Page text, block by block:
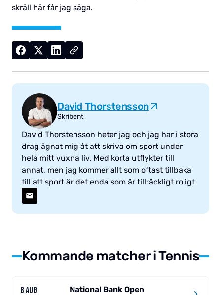
skräll här får jag säga.
David Thorstensson
Skribent
David Thorstensson heter jag och jag har i stora
drag ägnat mig åt att skriva om sport under
hela mitt vuxna liv. Med korta utflykter till
annat, men jag kommer allt som oftast tillbaka
till att sport är det enda som är tillräckligt roligt.
Kommande matcher i Tennis
8 AUG National Bank Open